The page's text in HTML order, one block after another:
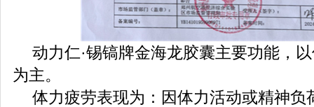
动力仁·锡镐牌金海龙胶囊主要功能，
为主。
体力疲劳表现为：因体力活动或精神负